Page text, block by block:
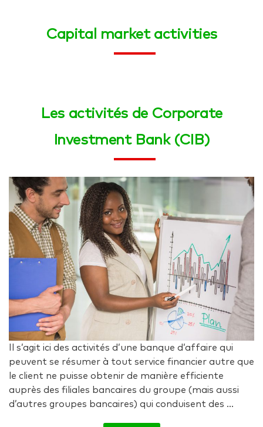
Capital market activities
Les activités de Corporate
Investment Bank (CIB)
Il s’agit ici des activités d’une banque d’affaire qui
peuvent se résumer à tout service financier autre que
le client ne puisse obtenir de manière efficiente
auprès des filiales bancaires du groupe (mais aussi
d’autres groupes bancaires) qui conduisent des ...